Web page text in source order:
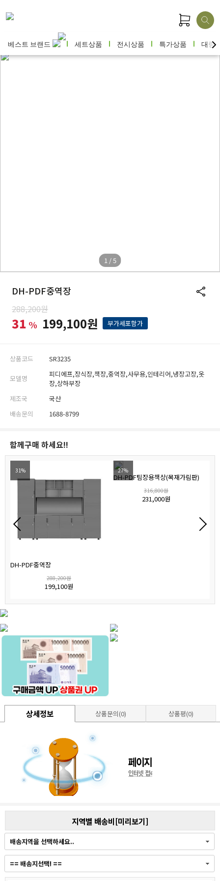
베스트 브랜드 세트상품 전시상품 특가상품 대량
1 / 5
DH-PDF중역장
288,200원
31 % 199,100원 부가세포함가
상품코드 SR3235
모델명
피디에프,장식장,책장,중역장,사무용,인테리어,냉장고장,옷
장,상하부장
제조국
국산
배송문의
1688-8799
함께구매 하세요!!
31%
DH-PDF중역장
288,200원
199,100원
27%
DH-PDF팀장용책상(목재가림판)
316,800원
231,000원
상세정보 상품문의(0) 상품평(0)
지역별 배송비[미리보기]